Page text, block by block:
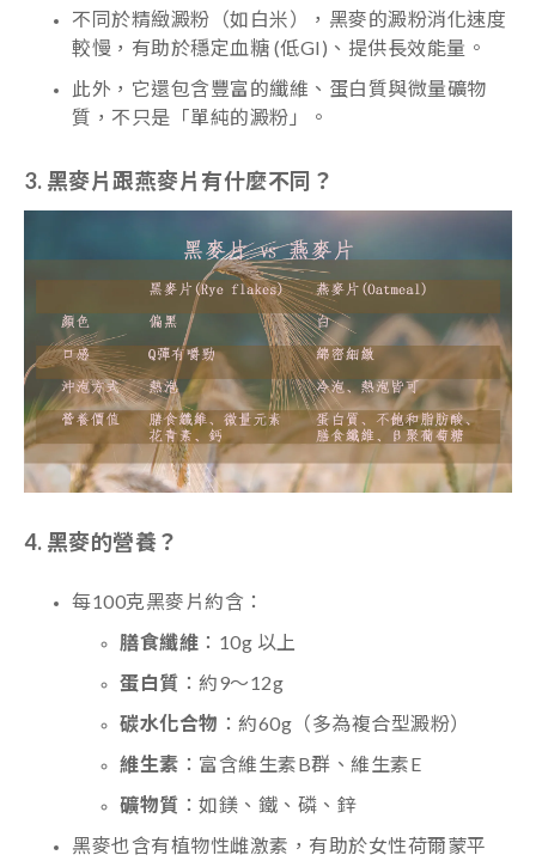
不同於精緻澱粉（如白米），黑麥的澱粉消化速度
較慢，有助於穩定血糖 (低GI)、提供長效能量。
此外，它還包含豐富的纖維、蛋白質與微量礦物
質，不只是「單純的澱粉」。
3. 黑麥片跟燕麥片有什麼不同？
4. 黑麥的營養？
每100克黑麥片約含：
膳食纖維 ：10g 以上
蛋白質 ：約9～12g
碳水化合物 ：約60g（多為複合型澱粉）
維生素 ：富含維生素B群、維生素E
礦物質 ：如鎂、鐵、磷、鋅
黑麥也含有植物性雌激素，有助於女性荷爾蒙平